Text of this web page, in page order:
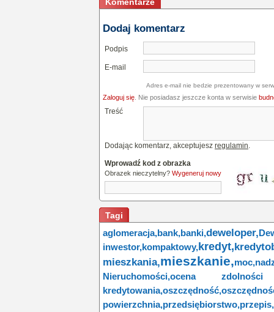
Dodaj komentarz
Podpis
E-mail
Adres e-mail nie bedzie prezentowany w
Zaloguj się . Nie posiadasz jeszcze konta w serwisie
Treść
Dodając komentarz, akceptujesz regulamin.
Wprowadź kod z obrazka
Obrazek nieczytelny? Wygeneruj nowy
Tagi
aglomeracja,bank,banki,deweloper,
inwestor,kompaktowy,kredyt,
mieszkania,mieszkanie,moc,
Nieruchomości,ocena zdolności
kredytowania,oszczędność,
powierzchnia,przedsiębiorstwo,przepis,